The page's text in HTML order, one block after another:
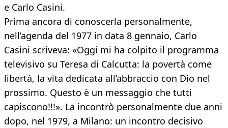
e Carlo Casini.
Prima ancora di conoscerla personalmente,
nell’agenda del 1977 in data 8 gennaio, Carlo
Casini scriveva: «Oggi mi ha colpito il programma
televisivo su Teresa di Calcutta: la povertà come
libertà, la vita dedicata all’abbraccio con Dio nel
prossimo. Questo è un messaggio che tutti
capiscono!!!». La incontrò personalmente due anni
dopo, nel 1979, a Milano: un incontro decisivo